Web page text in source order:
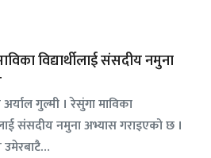
विद्यार्थीलाई संसदीय नमुना
गुल्मी । रेसुंगा माविका
संसदीय नमुना अभ्यास गराइएको छ ।
उमेरबाटै…